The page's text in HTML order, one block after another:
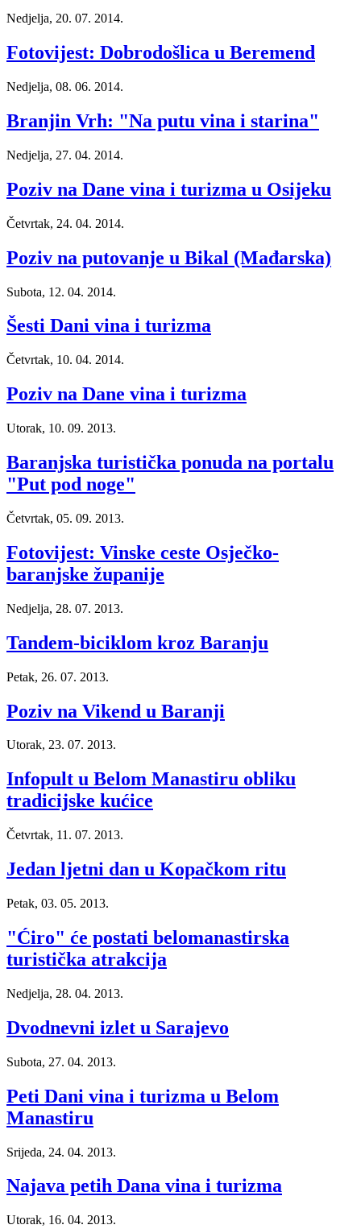
Nedjelja, 20. 07. 2014.
Fotovijest: Dobrodošlica u Beremend
Nedjelja, 08. 06. 2014.
Branjin Vrh: "Na putu vina i starina"
Nedjelja, 27. 04. 2014.
Poziv na Dane vina i turizma u Osijeku
Četvrtak, 24. 04. 2014.
Poziv na putovanje u Bikal (Mađarska)
Subota, 12. 04. 2014.
Šesti Dani vina i turizma
Četvrtak, 10. 04. 2014.
Poziv na Dane vina i turizma
Utorak, 10. 09. 2013.
Baranjska turistička ponuda na portalu
"Put pod noge"
Četvrtak, 05. 09. 2013.
Fotovijest: Vinske ceste Osječko-
baranjske županije
Nedjelja, 28. 07. 2013.
Tandem-biciklom kroz Baranju
Petak, 26. 07. 2013.
Poziv na Vikend u Baranji
Utorak, 23. 07. 2013.
Infopult u Belom Manastiru obliku
tradicijske kućice
Četvrtak, 11. 07. 2013.
Jedan ljetni dan u Kopačkom ritu
Petak, 03. 05. 2013.
"Ćiro" će postati belomanastirska
turistička atrakcija
Nedjelja, 28. 04. 2013.
Dvodnevni izlet u Sarajevo
Subota, 27. 04. 2013.
Peti Dani vina i turizma u Belom
Manastiru
Srijeda, 24. 04. 2013.
Najava petih Dana vina i turizma
Utorak, 16. 04. 2013.